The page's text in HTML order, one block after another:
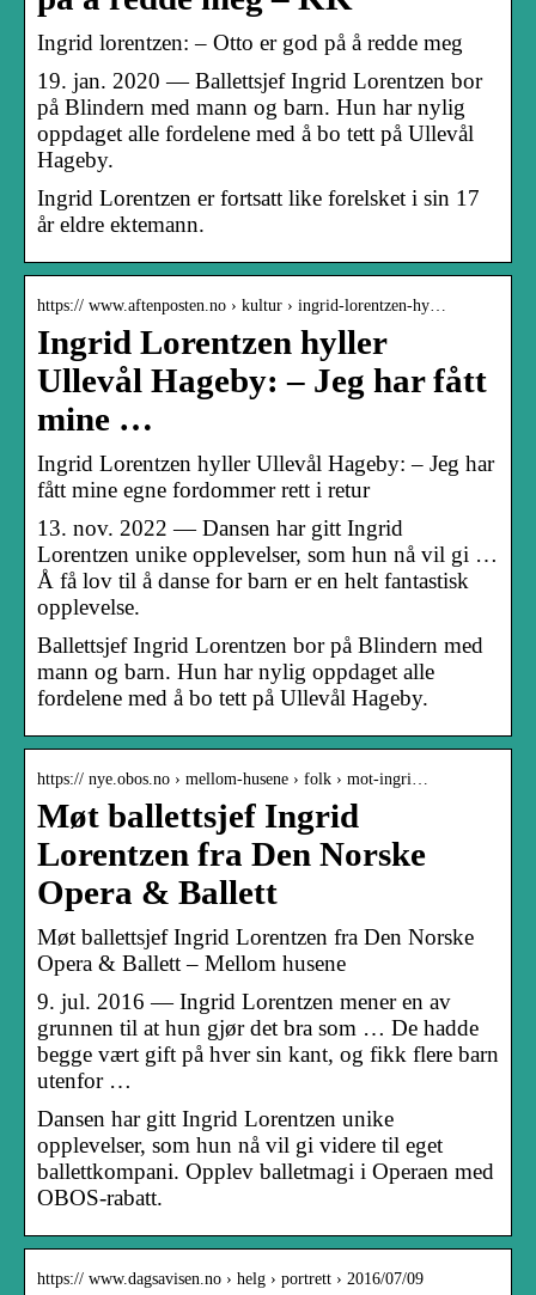
Ingrid lorentzen: – Otto er god på å redde meg
19. jan. 2020 — Ballettsjef Ingrid Lorentzen bor
på Blindern med mann og barn. Hun har nylig
oppdaget alle fordelene med å bo tett på Ullevål
Hageby.
Ingrid Lorentzen er fortsatt like forelsket i sin 17
år eldre ektemann.
https:// www.aftenposten.no › kultur › ingrid-lorentzen-hy…
Ingrid Lorentzen hyller
Ullevål Hageby: – Jeg har fått
mine …
Ingrid Lorentzen hyller Ullevål Hageby: – Jeg har
fått mine egne fordommer rett i retur
13. nov. 2022 — Dansen har gitt Ingrid
Lorentzen unike opplevelser, som hun nå vil gi …
Å få lov til å danse for barn er en helt fantastisk
opplevelse.
Ballettsjef Ingrid Lorentzen bor på Blindern med
mann og barn. Hun har nylig oppdaget alle
fordelene med å bo tett på Ullevål Hageby.
https:// nye.obos.no › mellom-husene › folk › mot-ingri…
Møt ballettsjef Ingrid
Lorentzen fra Den Norske
Opera & Ballett
Møt ballettsjef Ingrid Lorentzen fra Den Norske
Opera & Ballett – Mellom husene
9. jul. 2016 — Ingrid Lorentzen mener en av
grunnen til at hun gjør det bra som … De hadde
begge vært gift på hver sin kant, og fikk flere barn
utenfor …
Dansen har gitt Ingrid Lorentzen unike
opplevelser, som hun nå vil gi videre til eget
ballettkompani. Opplev balletmagi i Operaen med
OBOS-rabatt.
https:// www.dagsavisen.no › helg › portrett › 2016/07/09